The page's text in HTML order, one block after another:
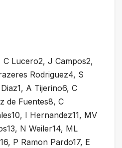
C Lucero2, J Campos2,
Rodriguez4, S
A Tijerino6, C
de Fuentes8, C
I Hernandez11, MV
N Weiler14, ML
P Ramon Pardo17, E